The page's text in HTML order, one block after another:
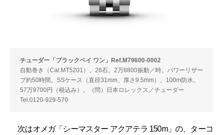
チューダー「ブラックベイ ワン」Ref.M79600-0002
自動巻き（Cal.MT5201）。26石。2万8800振動／時。パワーリザー
ブ約50時間。SSケース（直径31mm、厚さ9.5mm）。100m防水。
57万9700円（税込み）。（問）日本ロレックス／チューダー
Tel.0120-929-570
次はオメガ「シーマスター アクアテラ 150m」の、ターコ